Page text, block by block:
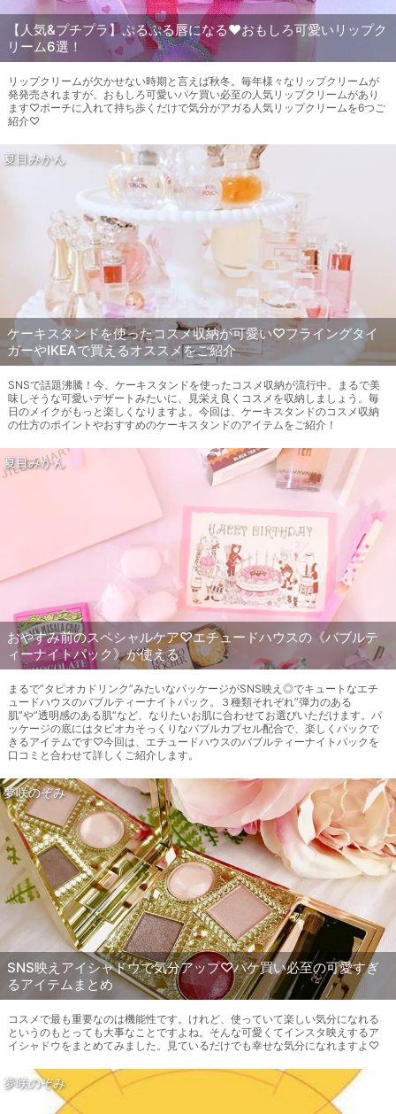
【人気&プチプラ】ぷるぷる唇になる♥おもしろ可愛いリップク
リーム6選！
リップクリームが欠かせない時期と言えば秋冬。毎年様々なリップクリームが
発発売されますが、おもしろ可愛いパケ買い必至の人気リップクリームがあり
ます♡ポーチに入れて持ち歩くだけで気分がアガる人気リップクリームを6つご
紹介♡
夏目みかん
ケーキスタンドを使ったコスメ収納が可愛い♡フライングタイ
ガーやIKEAで買えるオススメをご紹介
SNSで話題沸騰！今、ケーキスタンドを使ったコスメ収納が流行中。まるで美
味しそうな可愛いデザートみたいに、見栄え良くコスメを収納しましょう。毎
日のメイクがもっと楽しくなりますよ。今回は、ケーキスタンドのコスメ収納
の仕方のポイントやおすすめのケーキスタンドのアイテムをご紹介！
夏目みかん
おやすみ前のスペシャルケア♡エチュードハウスの《バブルテ
ィーナイトパック》が使える
まるで”タピオカドリンク”みたいなパッケージがSNS映え◎でキュートなエチ
ュードハウスのバブルティーナイトパック。３種類それぞれ”弾力のある
肌”や”透明感のある肌”など、なりたいお肌に合わせてお選びいただけます。パ
ッケージの底にはタピオカそっくりなバブルカプセル配合で、楽しくパックで
きるアイテムです♡今回は、エチュードハウスのバブルティーナイトパックを
口コミと合わせて詳しくご紹介します。
夢咲のぞみ
SNS映えアイシャドウで気分アップ♡パケ買い必至の可愛すぎ
るアイテムまとめ
コスメで最も重要なのは機能性です。けれど、使っていて楽しい気分になれる
というのもとっても大事なことですよね。そんな可愛くてインスタ映えするア
イシャドウをまとめてみました。見ているだけでも幸せな気分になれますよ♡
夢咲のぞみ